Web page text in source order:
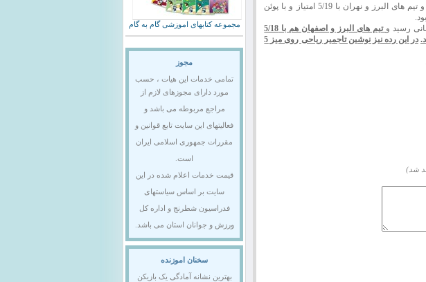
در مقطع راهنمایی هم تیم گیلان با 20 امتیاز به مقام قهرمانی رسید و تیم های البرز و نهران با 5/19 امتیاز و با پوئن
تیم های البرز و اصفهان هم با 5/18
در این رده نیز نوشین تاجمیر ریاحی روی میز 5
شد)
مجموعه کتابهای اموزشی گام به گام
مجوز
تمامی خدمات این هیات ، حسب
مورد دارای مجوزهای لازم از
مراجع مربوطه می باشد و
فعالیتهای این سایت تابع قوانین و
مقررات جمهوری اسلامی ایران
است.
قیمت خدمات اعلام شده در این
سایت بر اساس سیاستهای
فدراسیون شطرنج و اداره کل
ورزش و جوانان استان می باشد.
سخنان اموزنده
بهترین نشانه آمادگی یک بازیکن